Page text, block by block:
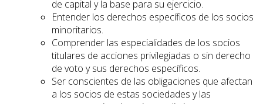
de capital y la base para su ejercicio.
Entender los derechos específicos de los socios
minoritarios.
Comprender las especialidades de los socios
titulares de acciones privilegiadas o sin derecho
de voto y sus derechos específicos.
Ser conscientes de las obligaciones que afectan
a los socios de estas sociedades y las